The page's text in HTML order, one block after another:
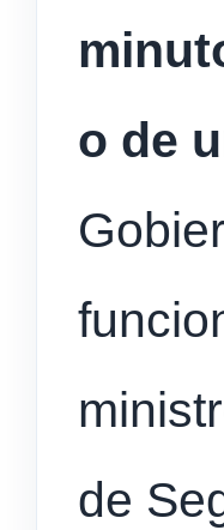
o de
de